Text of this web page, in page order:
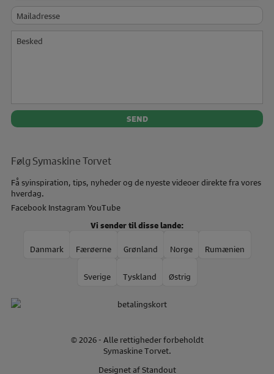
Mailadresse
Besked
Følg Symaskine Torvet
Få syinspiration, tips, nyheder og de nyeste videoer direkte fra vores
hverdag.
Facebook Instagram YouTube
Vi sender til disse lande:
Danmark Færøerne Grønland Norge Rumænien
Sverige Tyskland Østrig
© 2026 - Alle rettigheder forbeholdt
Symaskine Torvet.
Designet afStandout